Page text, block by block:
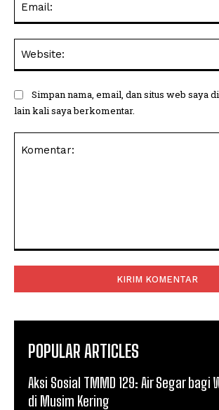
Simpan nama, email, dan situs web saya
lain kali saya berkomentar.
POPULAR ARTICLES
Aksi Sosial TMMD 129: Air Segar bagi
di Musim Kering